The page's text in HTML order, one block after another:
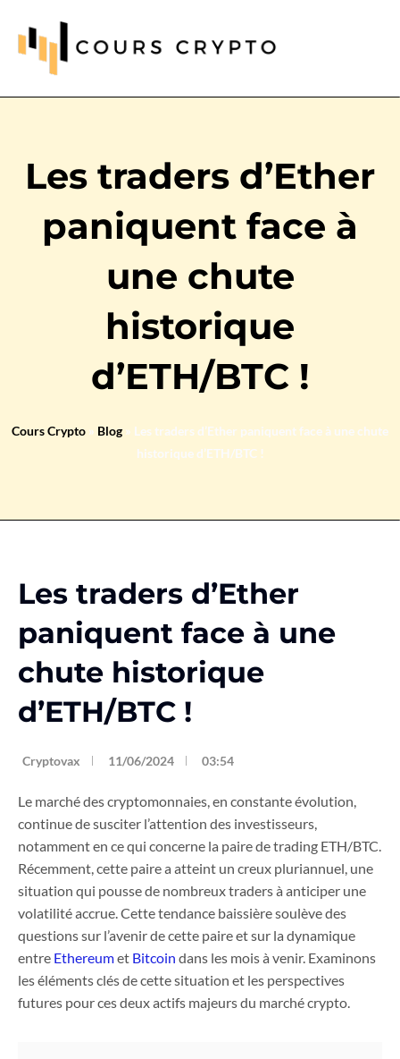
Les traders d’Ether
paniquent face à
une chute
historique
d’ETH/BTC !
Cours Crypto » Blog » Les traders d’Ether paniquent face à une chute
historique d’ETH/BTC !
Les traders d’Ether
paniquent face à une
chute historique
d’ETH/BTC !
Cryptovax 11/06/2024 03:54
Le marché des cryptomonnaies, en constante évolution,
continue de susciter l’attention des investisseurs,
notamment en ce qui concerne la paire de trading ETH/BTC.
Récemment, cette paire a atteint un creux pluriannuel, une
situation qui pousse de nombreux traders à anticiper une
volatilité accrue. Cette tendance baissière soulève des
questions sur l’avenir de cette paire et sur la dynamique
entre Ethereumet Bitcoin dans les mois à venir. Examinons
les éléments clés de cette situation et les perspectives
futures pour ces deux actifs majeurs du marché crypto.